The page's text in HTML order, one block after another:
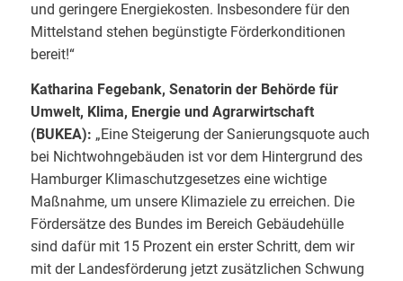
und geringere Energiekosten. Insbesondere für den
Mittelstand stehen begünstigte Förderkonditionen
bereit!“
Katharina Fegebank, Senatorin der Behörde für
Umwelt, Klima, Energie und Agrarwirtschaft
(BUKEA): „Eine Steigerung der Sanierungsquote auch
bei Nichtwohngebäuden ist vor dem Hintergrund des
Hamburger Klimaschutzgesetzes eine wichtige
Maßnahme, um unsere Klimaziele zu erreichen. Die
Fördersätze des Bundes im Bereich Gebäudehülle
sind dafür mit 15 Prozent ein erster Schritt, dem wir
mit der Landesförderung jetzt zusätzlichen Schwung